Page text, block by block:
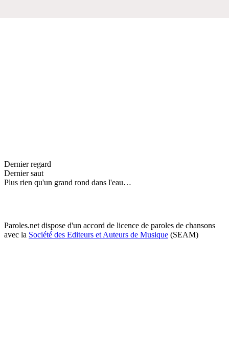
Dernier regard
Dernier saut
Plus rien qu'un grand rond dans l'eau…
Paroles.net dispose d'un accord de licence de paroles de chansons
avec la Société des Editeurs et Auteurs de Musique (SEAM)